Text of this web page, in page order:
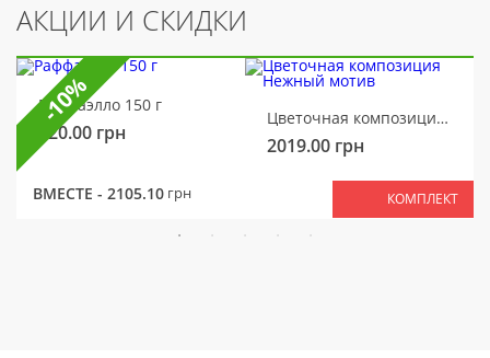
АКЦИИ И СКИДКИ
Раффаэлло 150 г
320.00 грн
Цветочная композиция Нежный мотив
2019.00 грн
ВМЕСТЕ - 2105.10 грн КОМПЛЕКТ
-10%